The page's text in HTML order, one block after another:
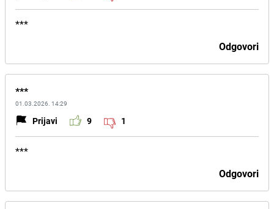
***
Odgovori
***
01.03.2026. 14:29
Prijavi 9 1
***
Odgovori